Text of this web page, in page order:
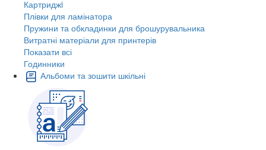
Картриджi
Плівки для ламінатора
Пружини та обкладинки для брошурувальника
Витратні матеріали для принтерів
Показати всі
Годинники
Альбоми та зошити шкільні